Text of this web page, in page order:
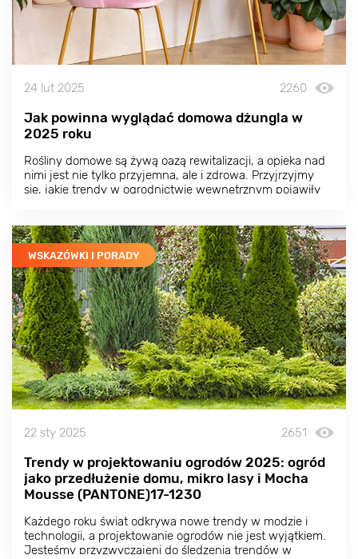
24 lut 2025 2260
Jak powinna wyglądać domowa dżungla w
2025 roku
Rośliny domowe są żywą oazą rewitalizacji, a opieka nad
nimi jest nie tylko przyjemna, ale i zdrowa. Przyjrzyjmy
się, jakie trendy w ogrodnictwie wewnętrznym pojawiły
WSKAZÓWKI I PORADY
22 sty 2025 2651
Trendy w projektowaniu ogrodów 2025: ogród
jako przedłużenie domu, mikro lasy i Mocha
Mousse (PANTONE)17-1230
Każdego roku świat odkrywa nowe trendy w modzie i
technologii, a projektowanie ogrodów nie jest wyjątkiem.
Jesteśmy przyzwyczajeni do śledzenia trendów w